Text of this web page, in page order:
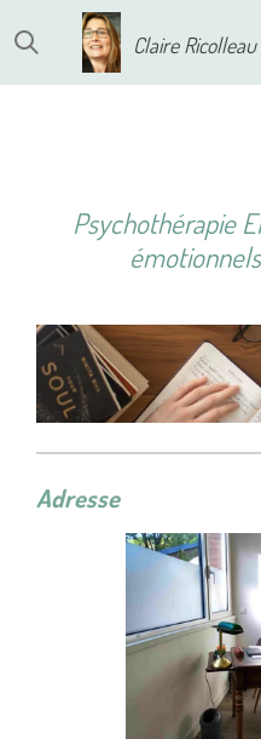
au
contenu
ClaireRicolleau
Psychothérapie
Adresse